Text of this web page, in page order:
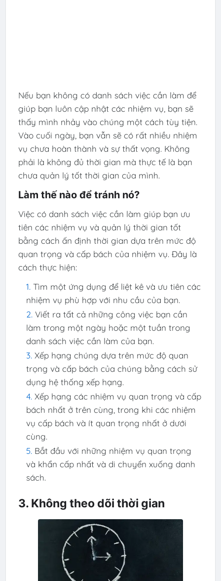
Nếu bạn không có danh sách việc cần làm để
giúp bạn luôn cập nhật các nhiệm vụ, bạn sẽ
thấy mình nhảy vào chúng một cách tùy tiện.
Vào cuối ngày, bạn vẫn sẽ có rất nhiều nhiệm
vụ chưa hoàn thành và sự thất vọng. Không
phải là không đủ thời gian mà thực tế là bạn
chưa quản lý tốt thời gian của mình.
Làm thế nào để tránh nó?
Việc có danh sách việc cần làm giúp bạn ưu
tiên các nhiệm vụ và quản lý thời gian tốt
bằng cách ấn định thời gian dựa trên mức độ
quan trọng và cấp bách của nhiệm vụ. Đây là
cách thực hiện:
Tìm một ứng dụng để liệt kê và ưu tiên các
nhiệm vụ phù hợp với nhu cầu của bạn.
Viết ra tất cả những công việc bạn cần
làm trong một ngày hoặc một tuần trong
danh sách việc cần làm của bạn.
Xếp hạng chúng dựa trên mức độ quan
trọng và cấp bách của chúng bằng cách sử
dụng hệ thống xếp hạng.
Xếp hạng các nhiệm vụ quan trọng và cấp
bách nhất ở trên cùng, trong khi các nhiệm
vụ cấp bách và ít quan trọng nhất ở dưới
cùng.
Bắt đầu với những nhiệm vụ quan trọng
và khẩn cấp nhất và di chuyển xuống danh
sách.
3. Không theo dõi thời gian